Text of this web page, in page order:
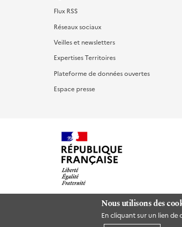
Nous utilisons des
En cliquant sur un lien
Flux RSS
Réseaux sociaux
Veilles et newsletters
Expertises Territoires
Plateforme de données ouvertes
Espace presse